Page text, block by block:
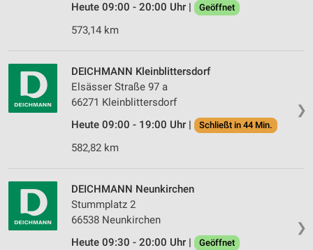
Heute 09:00 - 20:00 Uhr |
Geöffnet
573,14 km
❯
DEICHMANN Kleinblittersdorf
Elsässer Straße 97 a
66271 Kleinblittersdorf
Heute 09:00 - 19:00 Uhr |
Schließt in 44 Min.
582,82 km
❯
DEICHMANN Neunkirchen
Stummplatz 2
66538 Neunkirchen
Heute 09:30 - 20:00 Uhr |
Geöffnet